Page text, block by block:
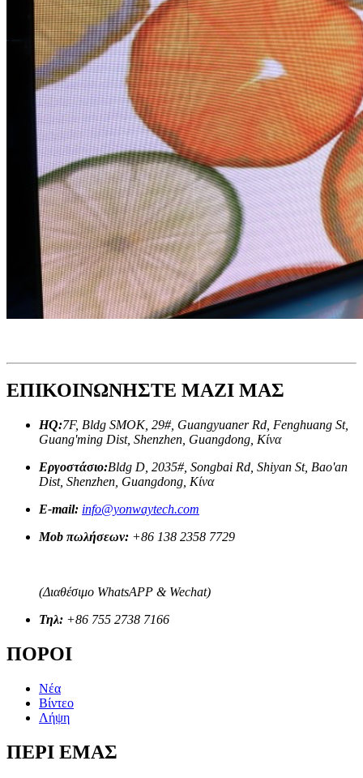
ΕΠΙΚΟΙΝΩΝΗΣΤΕ ΜΑΖΙ ΜΑΣ
HQ:7F, Bldg SMOK, 29#, Guangyuaner Rd, Fenghuang St,
Guang'ming Dist, Shenzhen, Guangdong, Κίνα
Εργοστάσιο:Bldg D, 2035#, Songbai Rd, Shiyan St, Bao'an
Dist, Shenzhen, Guangdong, Κίνα
E-mail: info@yonwaytech.com
Mob πωλήσεων: +86 138 2358 7729
(Διαθέσιμο WhatsAPP & Wechat)
Τηλ: +86 755 2738 7166
ΠΟΡΟΙ
Νέα
Βίντεο
Λήψη
ΠΕΡΙ ΕΜΑΣ